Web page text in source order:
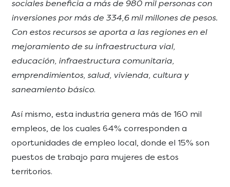
sociales beneficia a más de 980 mil personas con
inversiones por más de 334,6 mil millones de pesos.
Con estos recursos se aporta a las regiones en el
mejoramiento de su infraestructura vial,
educación, infraestructura comunitaria,
emprendimientos, salud, vivienda, cultura y
saneamiento básico.
Así mismo, esta industria genera más de 160 mil
empleos, de los cuales 64% corresponden a
oportunidades de empleo local, donde el 15% son
puestos de trabajo para mujeres de estos
territorios.